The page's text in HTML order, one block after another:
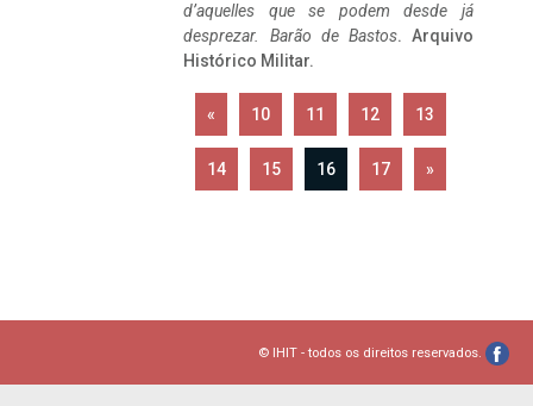
d’aquelles que se podem desde já
desprezar. Barão de Bastos. Arquivo
Histórico Militar.
« 10 11 12 13
14 15 16 17 »
© IHIT - todos os direitos reservados.